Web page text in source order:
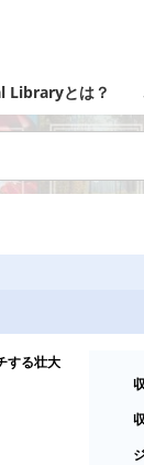
Libraryとは？
する壮大